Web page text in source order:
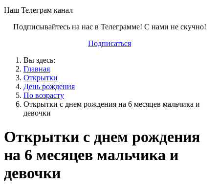
Наш Телеграм канал
Подписывайтесь на нас в Телеграмме! С нами не скучно!
Подписаться
Вы здесь:
Главная
Открытки
День рождения
По возрасту
Открытки с днем рождения на 6 месяцев мальчика и
девочки
Открытки с днем рождения
на 6 месяцев мальчика и
девочки